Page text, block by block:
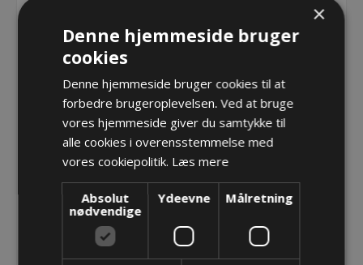
trækaflastning
ET0320/QT0320/UA1320
- 038 - Med bolt
41,90 kr.
Lager: 88 på lager
trækaflastning
ET0320/QT0320/UA1320
41,90 kr.
Lager: 90 på lager
×
Denne hjemmeside bruger
cookies
Denne hjemmeside bruger cookies til at
forbedre brugeroplevelsen. Ved at bruge
vores hjemmeside giver du samtykke til
alle cookies i overensstemmelse med
vores cookiepolitik. Læs mere
Absolut
nødvendige
Ydeevne Målretning